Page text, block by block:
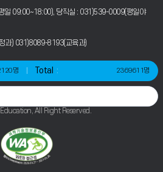
일 09:00~18:00), 당직실 : 031)539-0009(평일야
과) 031)8089-8193(교육과)
명 Total 2369611명
All Right Reserved.